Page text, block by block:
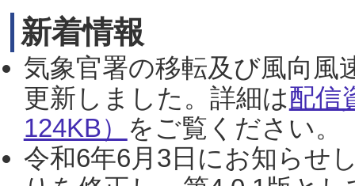
新着情報
気象官署の移転及び風向風
更新しました。詳細は配信
124KB） をご覧ください。
令和6年6月3日にお知らせ